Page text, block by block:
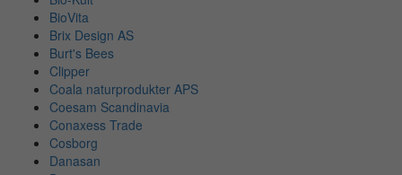
BioVita
Brix Design AS
Burt's Bees
Clipper
Coala naturprodukter APS
Coesam Scandinavia
Conaxess Trade
Cosborg
Danasan